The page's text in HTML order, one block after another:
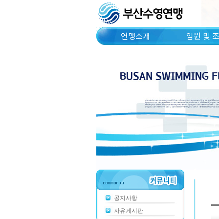
연맹소개 임원 및
공지사항
자유게시판